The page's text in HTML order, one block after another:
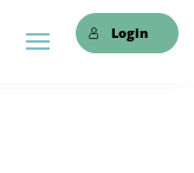
Login